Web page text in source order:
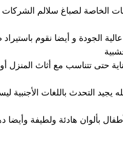
الخاصة لصباغ سلالم الشركات
الجودة و أيضا نقوم
حتى تتناسب مع أثاث المنزل
يجيد التحدث باللغات الأجنبية
بألوان هادئة ولطيفة